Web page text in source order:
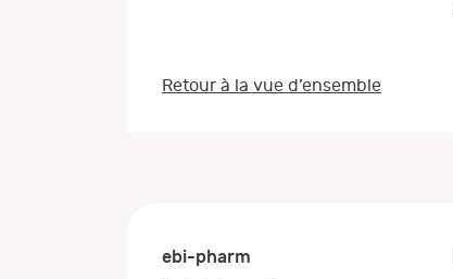
Retour à la vue d’ensemble
ebi-pharm